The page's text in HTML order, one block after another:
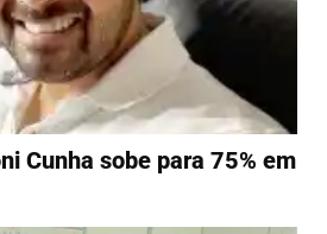
Cunha sobe para 75% em